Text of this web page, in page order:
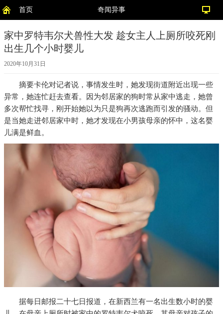
首页 奇闻异事
家中罗特韦尔犬兽性大发 趁女主人上厕所咬死刚
出生几个小时婴儿
2020年10月31日
摘要卡伦对记者说，事情发生时，她发现街道附近出现一些
异常，她连忙赶去查看。因为邻居家的狗时常从家中逃走，她曾
多次帮忙找寻，刚开始她以为只是狗再次逃跑而引发的骚动。但
是当她走进邻居家中时，她才发现在小男孩母亲的怀中，这名婴
儿满是鲜血。
据每日邮报二十七日报道，在新西兰有一名出生数小时的婴